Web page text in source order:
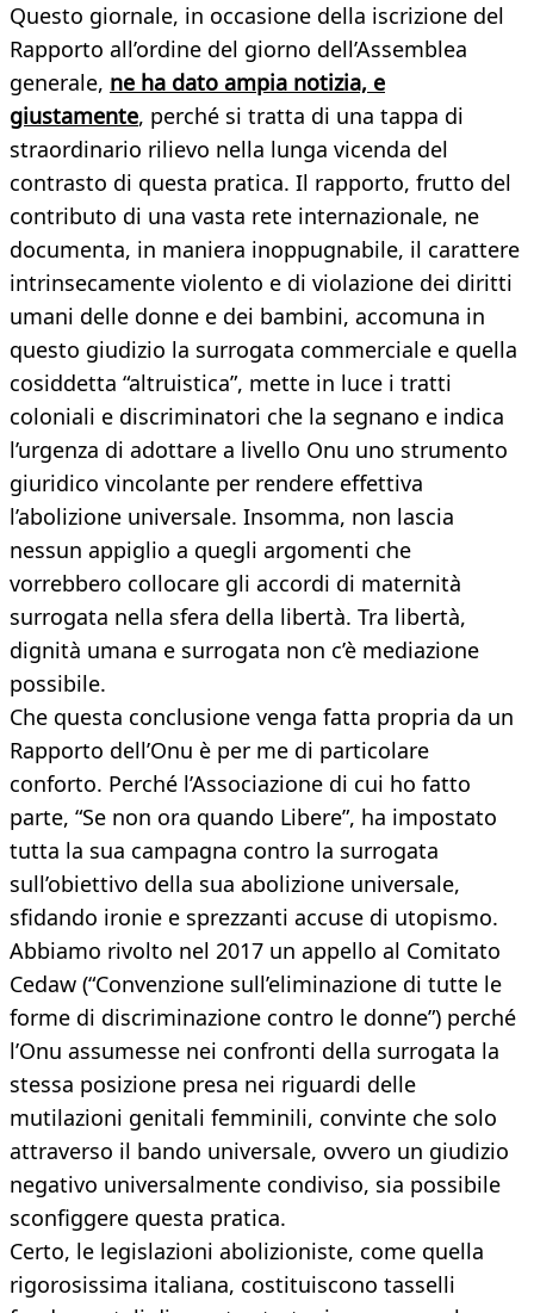
Questo giornale, in occasione della iscrizione del
Rapporto all’ordine del giorno dell’Assemblea
generale, ne ha dato ampia notizia, e
giustamente, perché si tratta di una tappa di
straordinario rilievo nella lunga vicenda del
contrasto di questa pratica. Il rapporto, frutto del
contributo di una vasta rete internazionale, ne
documenta, in maniera inoppugnabile, il carattere
intrinsecamente violento e di violazione dei diritti
umani delle donne e dei bambini, accomuna in
questo giudizio la surrogata commerciale e quella
cosiddetta “altruistica”, mette in luce i tratti
coloniali e discriminatori che la segnano e indica
l’urgenza di adottare a livello Onu uno strumento
giuridico vincolante per rendere effettiva
l’abolizione universale. Insomma, non lascia
nessun appiglio a quegli argomenti che
vorrebbero collocare gli accordi di maternità
surrogata nella sfera della libertà. Tra libertà,
dignità umana e surrogata non c’è mediazione
possibile.
Che questa conclusione venga fatta propria da un
Rapporto dell’Onu è per me di particolare
conforto. Perché l’Associazione di cui ho fatto
parte, “Se non ora quando Libere”, ha impostato
tutta la sua campagna contro la surrogata
sull’obiettivo della sua abolizione universale,
sfidando ironie e sprezzanti accuse di utopismo.
Abbiamo rivolto nel 2017 un appello al Comitato
Cedaw (“Convenzione sull’eliminazione di tutte le
forme di discriminazione contro le donne”) perché
l’Onu assumesse nei confronti della surrogata la
stessa posizione presa nei riguardi delle
mutilazioni genitali femminili, convinte che solo
attraverso il bando universale, ovvero un giudizio
negativo universalmente condiviso, sia possibile
sconfiggere questa pratica.
Certo, le legislazioni abolizioniste, come quella
rigorosissima italiana, costituiscono tasselli